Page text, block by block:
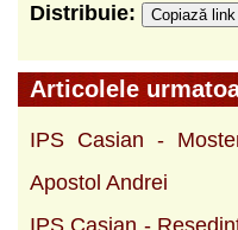
Distribuie: Copiază link
Articolele
IPS Casian -
Apostol Andrei